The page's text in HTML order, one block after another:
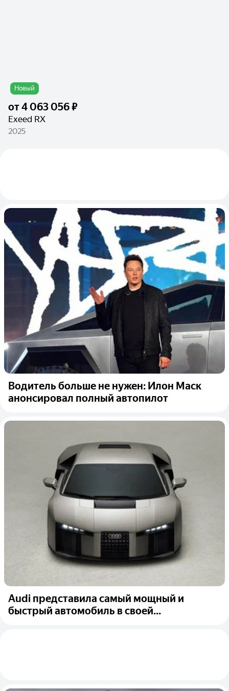
Новый
от4 063 056 ₽
Exeed RX
2025
Водитель больше не нужен: Илон Маск
анонсировал полный автопилот
Audi представила самый мощный и
быстрый автомобиль в своей...